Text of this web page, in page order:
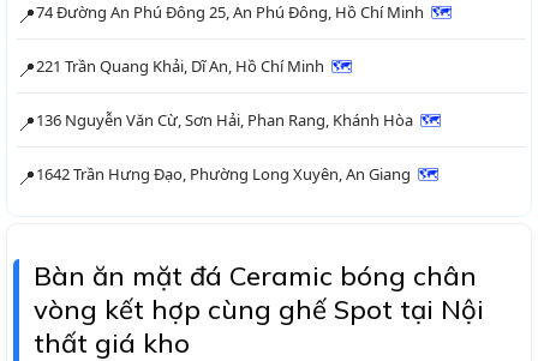
📍74 Đường An Phú Đông 25, An Phú Đông, Hồ Chí Minh 🗺
📍221 Trần Quang Khải, Dĩ An, Hồ Chí Minh 🗺
📍136 Nguyễn Văn Cừ, Sơn Hải, Phan Rang, Khánh Hòa 🗺
📍1642 Trần Hưng Đạo, Phường Long Xuyên, An Giang 🗺
Bàn ăn mặt đá Ceramic bóng chân
vòng kết hợp cùng ghế Spot tại Nội
thất giá kho